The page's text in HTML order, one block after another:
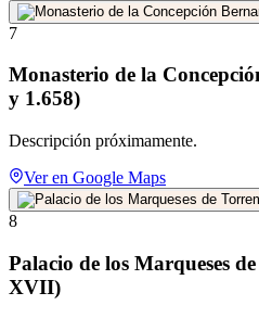
7
Monasterio de la
y 1.658)
Descripción próximamente.
Ver en Google Maps
8
Palacio de los Marqueses
XVII)